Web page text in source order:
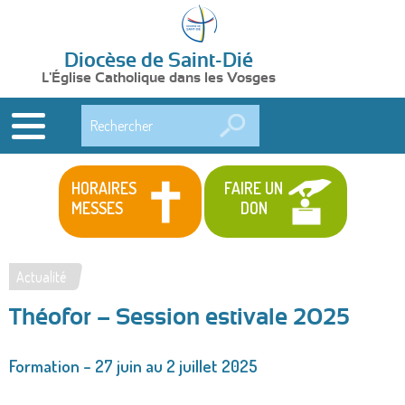
Diocèse de Saint-Dié
L'Église Catholique dans les Vosges
HORAIRES
MESSES
FAIRE UN
DON
Vous
êtes
ici
Actualité
Théofor – Session estivale 2025
Formation – 27 juin au 2 juillet 2025